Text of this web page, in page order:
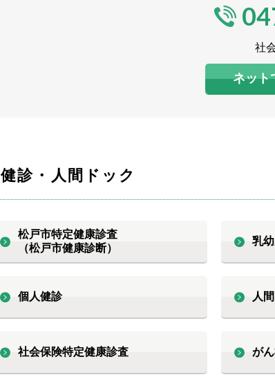
社
ネット
健診・人間ドック
松戸市特定健康診査
（松戸市健康診断）
乳
個人健診 人
社会保険特定健康診査 が